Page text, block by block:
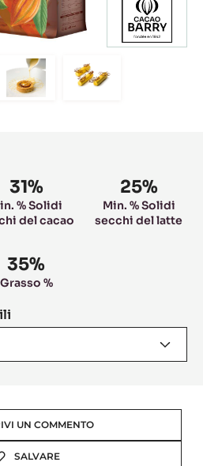
31%
% Solidi
del cacao
25%
Min. % Solidi
secchi del latte
35%
Grasso %
Move
to
Move
UN COMMENTO
SALVARE